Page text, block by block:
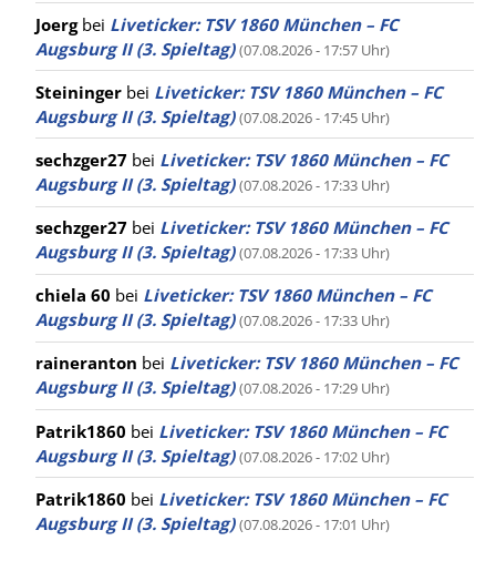
Joergbei Liveticker: TSV 1860 München – FC
Augsburg II (3. Spieltag) (07.08.2026 - 17:57 Uhr)
Steininger bei Liveticker: TSV 1860 München – FC
Augsburg II (3. Spieltag) (07.08.2026 - 17:45 Uhr)
sechzger27 bei Liveticker: TSV 1860 München – FC
Augsburg II (3. Spieltag) (07.08.2026 - 17:33 Uhr)
sechzger27 bei Liveticker: TSV 1860 München – FC
Augsburg II (3. Spieltag) (07.08.2026 - 17:33 Uhr)
chiela 60 bei Liveticker: TSV 1860 München – FC
Augsburg II (3. Spieltag) (07.08.2026 - 17:33 Uhr)
raineranton bei Liveticker: TSV 1860 München – FC
Augsburg II (3. Spieltag) (07.08.2026 - 17:29 Uhr)
Patrik1860 bei Liveticker: TSV 1860 München – FC
Augsburg II (3. Spieltag) (07.08.2026 - 17:02 Uhr)
Patrik1860 bei Liveticker: TSV 1860 München – FC
Augsburg II (3. Spieltag) (07.08.2026 - 17:01 Uhr)